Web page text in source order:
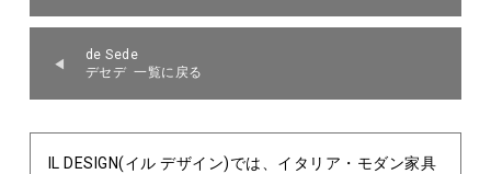
de Sede
デセデ 一覧に戻る
IL DESIGN(イル デザイン)では、イタリア・モダン家具